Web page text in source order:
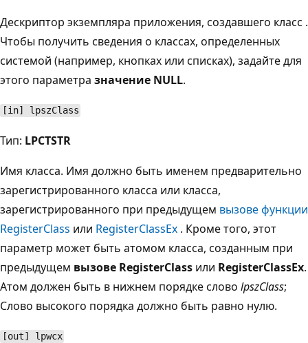
Дескриптор экземпляра приложения, создавшего класс .
Чтобы получить сведения о классах, определенных
системой (например, кнопках или списках), задайте для
этого параметра значение NULL.
[in] lpszClass
Тип: LPCTSTR
Имя класса. Имя должно быть именем предварительно
зарегистрированного класса или класса,
зарегистрированного при предыдущем вызове функции
RegisterClass или RegisterClassEx . Кроме того, этот
параметр может быть атомом класса, созданным при
предыдущем вызове RegisterClass или RegisterClassEx.
Атом должен быть в нижнем порядке слово lpszClass;
Слово высокого порядка должно быть равно нулю.
[out] lpwcx